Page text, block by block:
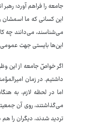
جامعه را فراهم آورد؛
این کسانی که ما اسمشان
می‌شناسند، می‌دانند چه
این‌ها بایستی جهت
اگر خواصّ جامعه از این
داشتیم. در زمان
اما در لحظه لازم، به
می‌گذاشتند، روی آن
تردید شدند، دیگران را